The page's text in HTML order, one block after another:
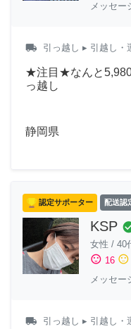
メッセー
local_shipping 引っ越し ▸ 引越し・
★注目★なんと5,980
っ越し
静岡県
認定サポーター 配送認
KSP
女性 / 40
sentiment_satisfied 16 sentiment_neutral
メッセー
local_shipping 引っ越し ▸ 引越し・